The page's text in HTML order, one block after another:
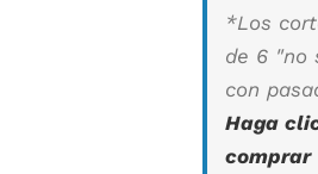
*Los
de 6 "no
con
Haga
comprar